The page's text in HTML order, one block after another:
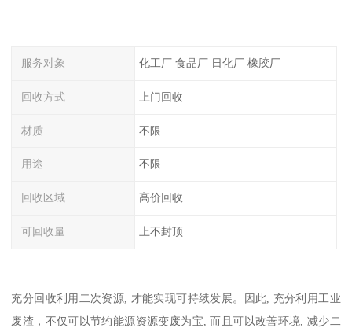
服务对象 化工厂 食品厂 日化厂 橡胶厂
回收方式 上门回收
材质 不限
用途 不限
回收区域 高价回收
可回收量 上不封顶
充分回收利用二次资源, 才能实现可持续发展。因此, 充分利用工业
废渣，不仅可以节约能源资源变废为宝, 而且可以改善环境, 减少二